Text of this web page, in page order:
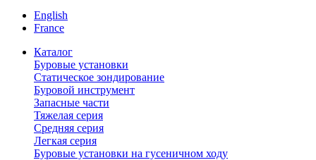
English
France
Каталог
Буровые установки
Статическое зондирование
Буровой инструмент
Запасные части
Тяжелая серия
Средняя серия
Легкая серия
Буровые установки на гусеничном ходу